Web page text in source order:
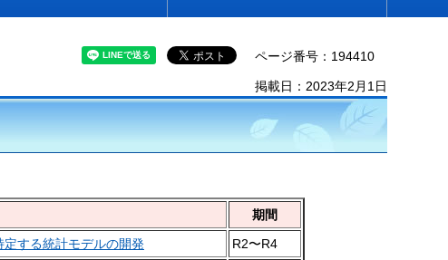
ページ番号：194410
掲載日：2023年2月1日
期間
する統計モデルの開発
R2〜R4